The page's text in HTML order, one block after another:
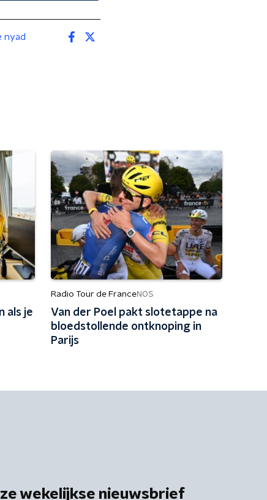
nyad
als je
Radio Tour de FranceNOS
Van der Poel pakt slotetappe na
bloedstollende ontknoping in
Parijs
wekelijkse nieuwsbrief